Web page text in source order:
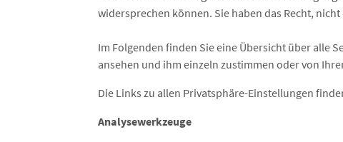
widersprechen können. Sie haben das Recht,
Im Folgenden finden Sie eine Übersicht über alle
ansehen und ihm einzeln zustimmen oder von
Die Links zu allen Privatsphäre-Einstellungen
Analysewerkzeuge